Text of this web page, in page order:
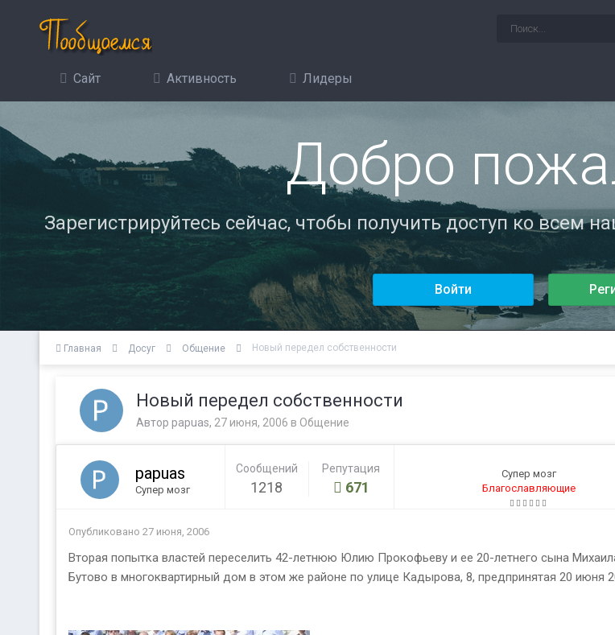
Сайт Активность Лидеры
Добро
Зарегистрируйтесь сейчас, чтобы получить доступ ко всем
Войти
Главная Досуг Общение Новый передел собственности
Новый передел собственности
Автор papuas, 27 июня, 2006 в Общение
papuas
Супер мозг
Сообщений
1218
Репутация
671
Супер мозг
Благославляющие
Опубликовано 27 июня, 2006
Вторая попытка властей переселить 42-летнюю Юлию Прокофьеву и ее 20-летнего сына
Бутово в многоквартирный дом в этом же районе по улице Кадырова, 8, предпринятая 20 июня